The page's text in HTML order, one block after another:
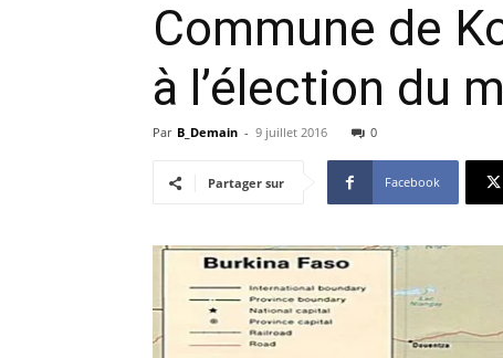
Commune de
à l’élection du
Par B_Demain - 9 juillet 2016 0
Partager sur Facebook